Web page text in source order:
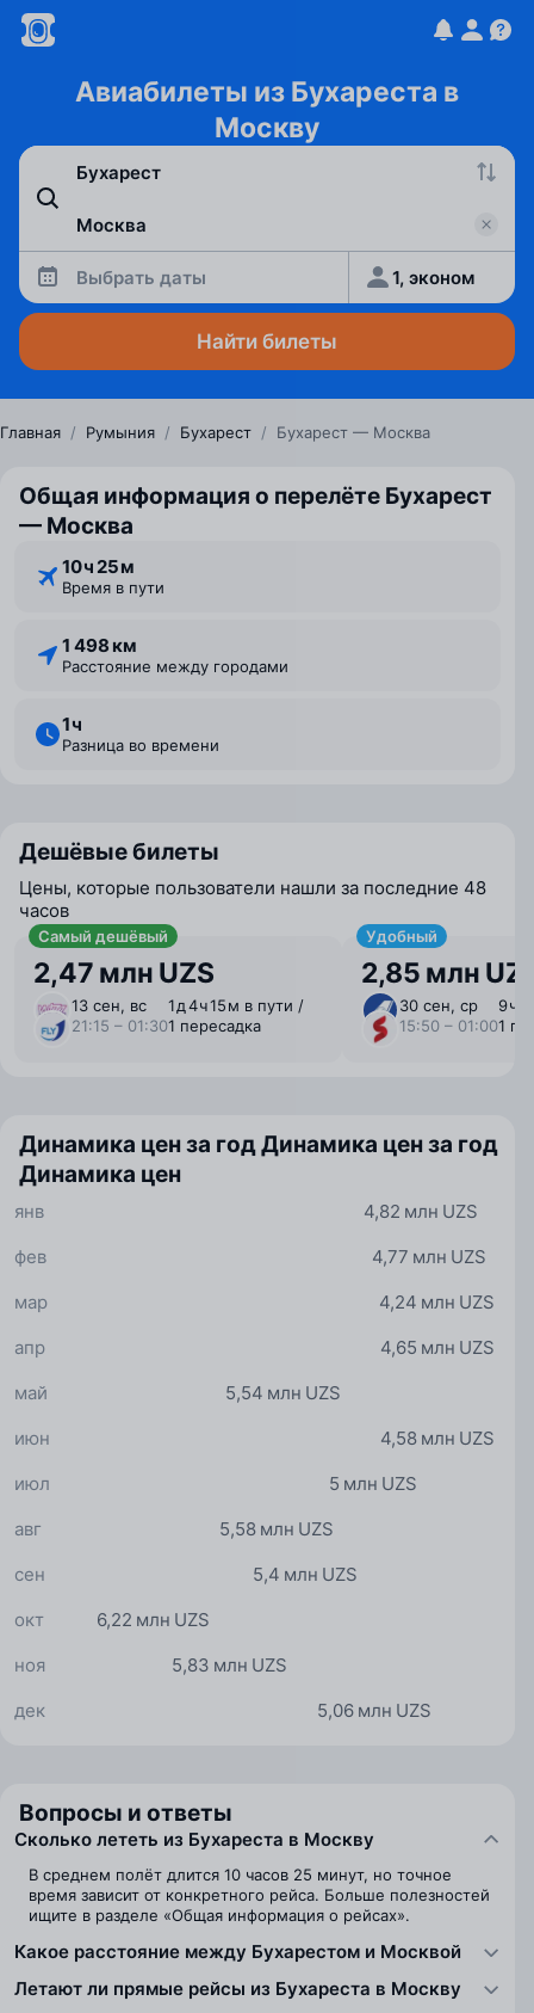
Авиабилеты из Бухареста в
Москву
Выбрать даты 1, эконом
Найти билеты
Главная / Румыния / Бухарест / Бухарест — Москва
Общая информация о перелёте Бухарест
— Москва
10 ⁠ч 25 ⁠м
Время в пути
1 498 км
Расстояние между городами
1 ⁠ч
Разница во времени
Дешёвые билеты
Цены, которые пользователи нашли за последние 48
часов
Самый дешёвый
2,47 млн UZS
13 сен, вс
21:15 – 01:30
1 ⁠д 4 ⁠ч 15 ⁠м в пути /
1 пересадка
Удобный
2,85 млн
30 сен, ср
15:50 – 01:00
9 ⁠ч
1
Динамика цен за годДинамика цен за год
Динамика цен
4,82 млн UZS
янв
4,77 млн UZS
фев
4,24 млн UZS
мар
4,65 млн UZS
апр
5,54 млн UZS
май
4,58 млн UZS
июн
5 млн UZS
июл
5,58 млн UZS
авг
5,4 млн UZS
сен
6,22 млн UZS
окт
5,83 млн UZS
ноя
5,06 млн UZS
дек
Вопросы и ответы
Сколько лететь из Бухареста в Москву
В среднем полёт длится 10 часов 25 минут, но точное
время зависит от конкретного рейса. Больше полезностей
ищите в разделе «Общая информация о рейсах».
Какое расстояние между Бухарестом и Москвой
Летают ли прямые рейсы из Бухареста в Москву